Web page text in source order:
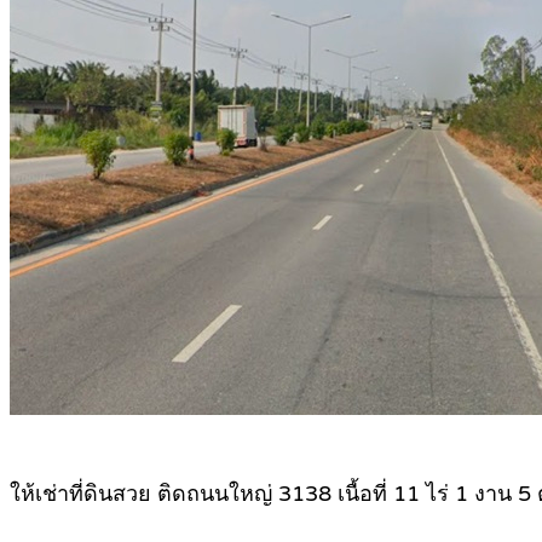
ให้เช่าที่ดินสวย ติดถนนใหญ่ 3138 เนื้อที่ 11 ไร่ 1 งาน 5